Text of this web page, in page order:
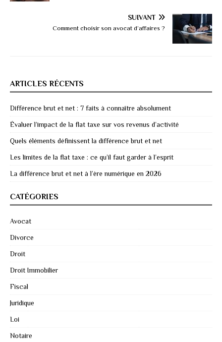
SUIVANT
Comment choisir son avocat d’affaires ?
ARTICLES RÉCENTS
Différence brut et net : 7 faits à connaître absolument
Évaluer l’impact de la flat taxe sur vos revenus d’activité
Quels éléments définissent la différence brut et net
Les limites de la flat taxe : ce qu’il faut garder à l’esprit
La différence brut et net à l’ère numérique en 2026
CATÉGORIES
Avocat
Divorce
Droit
Droit Immobilier
Fiscal
Juridique
Loi
Notaire